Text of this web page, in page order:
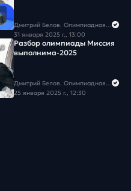
Дмитрий Белов. Олимпиадная математика в Школково
31 января 2025 г., 13:00
Разбор олимпиады Миссия
выполнима-2025
Дмитрий Белов. Олимпиадная математика в Школково
25 января 2025 г., 12:30